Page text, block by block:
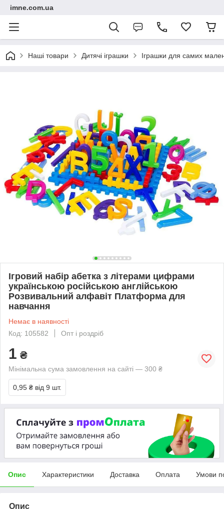
imne.com.ua
Наші товари Дитячі іграшки Іграшки для самих
Ігровий набір абетка з літерами цифрами
українською російською англійською
Розвивальний алфавіт Платформа для
навчання
Немає в наявності
Код: 105582
Опт і роздріб
1 ₴
Мінімальна сума замовлення на сайті — 300 ₴
0,95 ₴ від 9 шт.
Опис Характеристики Доставка Оплата Умови
Опис